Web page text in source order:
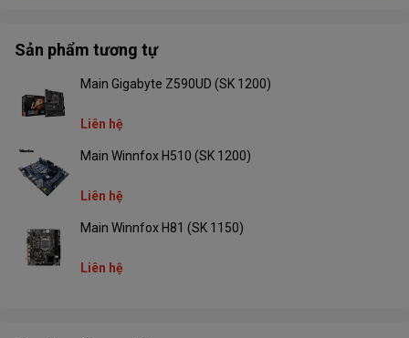
Bộ nhớ RAM hỗ
trợ :
(OC) / 4333 (OC) / 4266 (OC) / 4200 (OC) /
4133 (OC) / 4000 ( OC) / 3866 (OC) / 3733
(OC) / 3600 (OC) / 3466 (OC) / 3400 (OC) /
Un-buffered Memory*
* Hỗ trợ Bộ nhớ ECC (chế độ ECC) khác
nhau tùy theo CPU.
Sản phẩm tương tự
Main Gigabyte Z590UD (SK 1200)
Liên hệ
Main Winnfox H510 (SK 1200)
Liên hệ
Main Winnfox H81 (SK 1150)
Liên hệ